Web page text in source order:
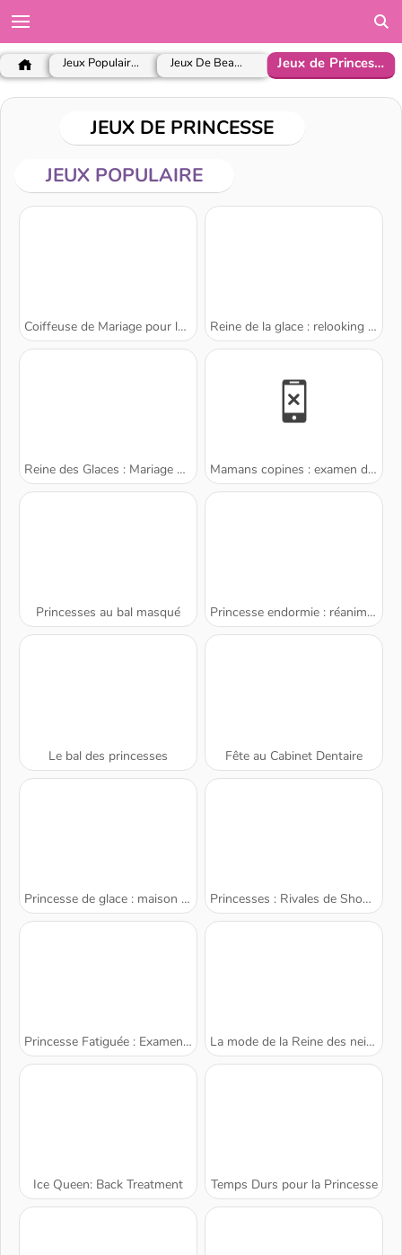
Jeux Populaires Jeux De Beauté Jeux de Princesse
JEUX DE PRINCESSE
JEUX POPULAIRE
Coiffeuse de Mariage pour les Princesses Reine de la glace : relooking beauté
Reine des Glaces : Mariage Ruiné Mamans copines : examen de routine
Princesses au bal masqué Princesse endormie : réanimation
Le bal des princesses Fête au Cabinet Dentaire
Princesse de glace : maison de poupée Princesses : Rivales de Shopping
Princesse Fatiguée : Examen de Grossesse La mode de la Reine des neiges
Ice Queen: Back Treatment Temps Durs pour la Princesse